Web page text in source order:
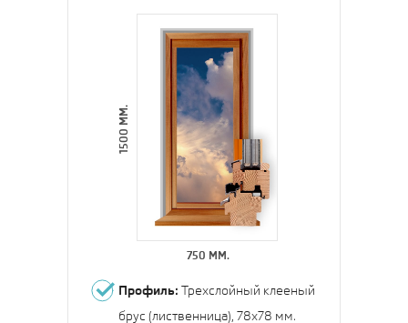
1500 ММ.
750 ММ.
Профиль: Трехслойный клееный
брус (лиственница), 78х78 мм.